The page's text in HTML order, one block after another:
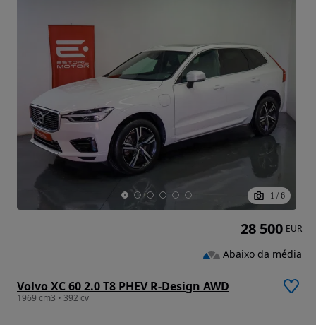
1 / 6
Volvo XC 60 2.0 T8 PHEV R-Design AWD
1969 cm3 • 392 cv
28 500 EUR
Abaixo da média